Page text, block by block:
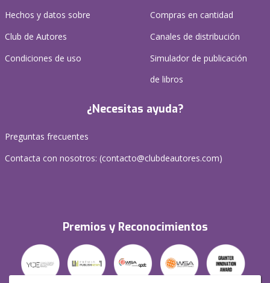
Hechos y datos sobre
Club de Autores
Condiciones de uso
Compras en cantidad
Canales de distribución
Simulador de publicación
de libros
¿Necesitas ayuda?
Preguntas frecuentes
Contacta con nosotros: (contacto@clubdeautores.com)
Premios y Reconocimientos